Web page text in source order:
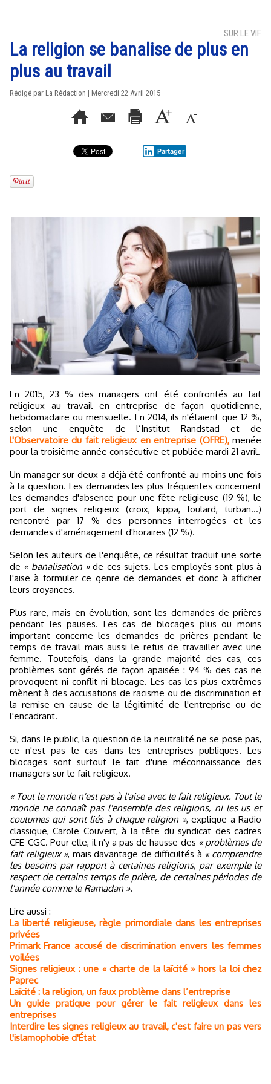
SUR LE VIF
La religion se banalise de plus en
plus au travail
Rédigé par La Rédaction | Mercredi 22 Avril 2015
Partager
En 2015, 23 % des managers ont été confrontés au fait
religieux au travail en entreprise de façon quotidienne,
hebdomadaire ou mensuelle. En 2014, ils n'étaient que 12 %,
selon une enquête de l’Institut Randstad et de
l'Observatoire du fait religieux en entreprise (OFRE),menée
pour la troisième année consécutive et publiée mardi 21 avril.
Un manager sur deux a déjà été confronté au moins une fois
à la question. Les demandes les plus fréquentes concernent
les demandes d'absence pour une fête religieuse (19 %), le
port de signes religieux (croix, kippa, foulard, turban...)
rencontré par 17 % des personnes interrogées et les
demandes d'aménagement d'horaires (12 %).
Selon les auteurs de l'enquête, ce résultat traduit une sorte
de « banalisation »de ces sujets. Les employés sont plus à
l'aise à formuler ce genre de demandes et donc à afficher
leurs croyances.
Plus rare, mais en évolution, sont les demandes de prières
pendant les pauses. Les cas de blocages plus ou moins
important concerne les demandes de prières pendant le
temps de travail mais aussi le refus de travailler avec une
femme. Toutefois, dans la grande majorité des cas, ces
problèmes sont gérés de façon apaisée : 94 % des cas ne
provoquent ni conflit ni blocage. Les cas les plus extrêmes
mènent à des accusations de racisme ou de discrimination et
la remise en cause de la légitimité de l'entreprise ou de
l'encadrant.
Si, dans le public, la question de la neutralité ne se pose pas,
ce n'est pas le cas dans les entreprises publiques. Les
blocages sont surtout le fait d'une méconnaissance des
managers sur le fait religieux.
« Tout le monde n'est pas à l'aise avec le fait religieux. Tout le
monde ne connaît pas l'ensemble des religions, ni les us et
coutumes qui sont liés à chaque religion », explique a Radio
classique, Carole Couvert, à la tête du syndicat des cadres
CFE-CGC. Pour elle, il n'y a pas de hausse des « problèmes de
fait religieux », mais davantage de difficultés à « comprendre
les besoins par rapport à certaines religions, par exemple le
respect de certains temps de prière, de certaines périodes de
l'année comme le Ramadan ».
Lire aussi :
La liberté religieuse, règle primordiale dans les entreprises
privées
Primark France accusé de discrimination envers les femmes
voilées
Signes religieux : une « charte de la laïcité » hors la loi chez
Paprec
Laïcité : la religion, un faux problème dans l’entreprise
Un guide pratique pour gérer le fait religieux dans les
entreprises
Interdire les signes religieux au travail, c'est faire un pas vers
l'islamophobie d'État